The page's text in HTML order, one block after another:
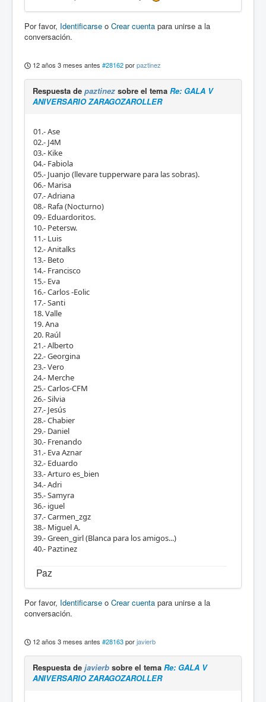
Por favor, Identificarse o Crear cuenta para unirse a la
conversación.
12 años 3 meses antes #28162porpaztinez
Respuesta de paztinez sobre el tema Re: GALA V
ANIVERSARIO ZARAGOZAROLLER
01.- Ase
02.- J4M
03.- Kike
04.- Fabiola
05.- Juanjo (llevare tupperware para las sobras).
06.- Marisa
07.- Adriana
08.- Rafa (Nocturno)
09.- Eduardoritos.
10.- Petersw.
11.- Luis
12.- Anitalks
13.- Beto
14.- Francisco
15.- Eva
16.- Carlos -Eolic
17.- Santi
18. Valle
19. Ana
20. Raúl
21.- Alberto
22.- Georgina
23.- Vero
24.- Merche
25.- Carlos-CFM
26.- Silvia
27.- Jesús
28.- Chabier
29.- Daniel
30.- Frenando
31.- Eva Aznar
32.- Eduardo
33.- Arturo es_bien
34.- Adri
35.- Samyra
36.- iguel
37.- Carmen_zgz
38.- Miguel A.
39.- Green_girl (Blanca para los amigos...)
40.- Paztinez
Paz
Por favor, Identificarse o Crear cuenta para unirse a la
conversación.
12 años 3 meses antes #28163porjavierb
Respuesta de javierb sobre el tema Re: GALA V
ANIVERSARIO ZARAGOZAROLLER